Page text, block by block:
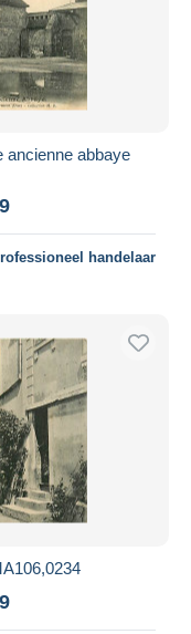
ancienne abbaye
handelaar